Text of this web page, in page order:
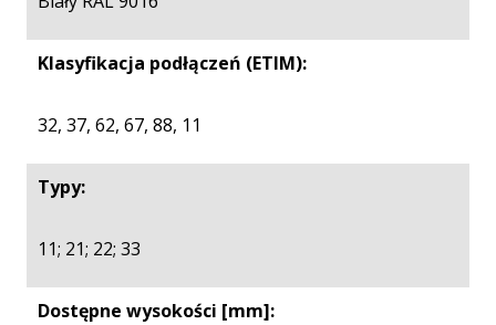
Klasyfikacja podłączeń (ETIM):
32, 37, 62, 67, 88, 11
Typy:
11; 21; 22; 33
Dostępne wysokości [mm]: